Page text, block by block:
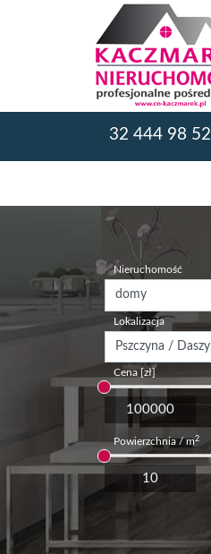
32 444 98 52
Nieruchomość
Lokalizacja
Cena [zł]
Powierzchnia / m2